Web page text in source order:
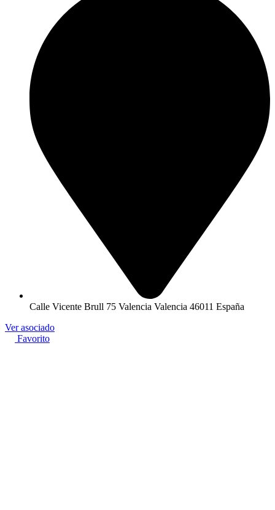
Calle Vicente Brull 75 Valencia Valencia 46011 España
Ver asociado
Favorito